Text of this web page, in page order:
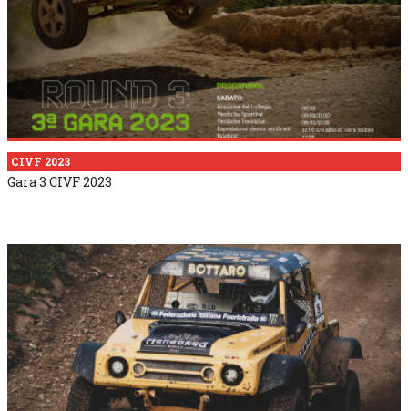
CIVF 2023
Gara 3 CIVF 2023